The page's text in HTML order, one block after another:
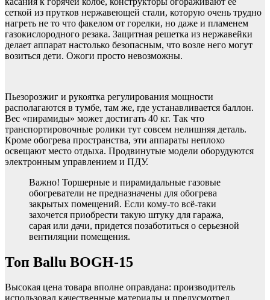
сеткой из прутков нержавеющей стали, которую очень трудно
нагреть не то что факелом от горелки, но даже и пламенем
газокислородного резака. Защитная решетка из нержавейки
делает аппарат настолько безопасным, что возле него могут
возиться дети. Ожоги просто невозможны.
Пьезорозжиг и рукоятка регулирования мощности
располагаются в тумбе, там же, где устанавливается баллон.
Вес «пирамиды» может достигать 40 кг. Так что
транспортировочные ролики тут совсем нелишняя деталь.
Кроме обогрева пространства, эти аппараты неплохо
освещают место отдыха. Продвинутые модели оборудуются
электронным управлением и ПДУ.
Важно! Торшерные и пирамидальные газовые
обогреватели не предназначены для обогрева
закрытых помещений. Если кому-то всё-таки
захочется приобрести такую штуку для гаража,
сарая или дачи, придется позаботиться о серьезной
вентиляции помещения.
Топ Ballu BOGH-15
Высокая цена товара вполне оправдана: производитель